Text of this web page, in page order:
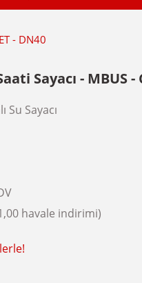
- DN40
Sayacı - MBUS -
Su Sayacı
havale indirimi)